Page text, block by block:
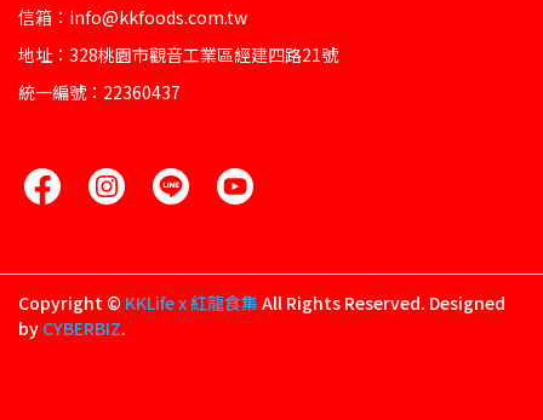
信箱：info@kkfoods.com.tw
地址：328桃園市觀音工業區經建四路21號
統一編號：22360437
Copyright © KKLife x 紅龍食集 All Rights Reserved. Designed
by CYBERBIZ.